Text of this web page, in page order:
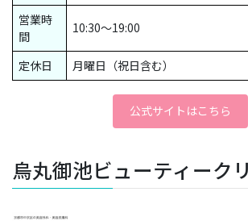
営業時
間
10:30〜19:00
定休日 月曜日（祝日含む）
公式サイトはこちら
烏丸御池ビューティーク